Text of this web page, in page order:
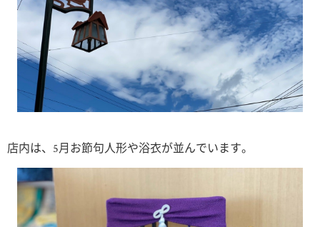
店内は、5月お節句人形や浴衣が並んでいます。